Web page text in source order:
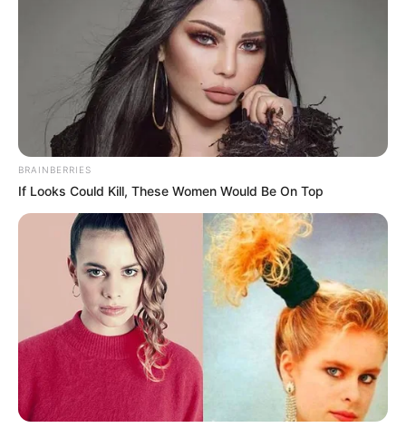
BRAINBERRIES
If Looks Could Kill, These Women Would Be On Top